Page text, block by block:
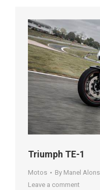
Triumph TE-1
Motos By Manel
Leave a comment